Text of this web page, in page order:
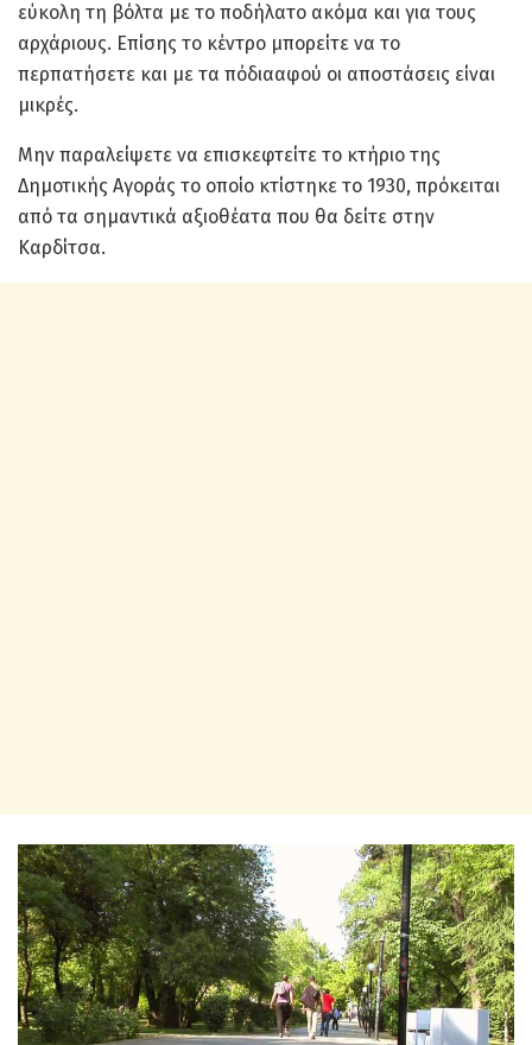
εύκολη τη βόλτα με το ποδήλατο ακόμα και για τους
αρχάριους. Επίσης το κέντρο μπορείτε να το
περπατήσετε και με τα πόδιααφού οι αποστάσεις είναι
μικρές.
Μην παραλείψετε να επισκεφτείτε το κτήριο της
Δημοτικής Αγοράς το οποίο κτίστηκε το 1930, πρόκειται
από τα σημαντικά αξιοθέατα που θα δείτε στην
Καρδίτσα.